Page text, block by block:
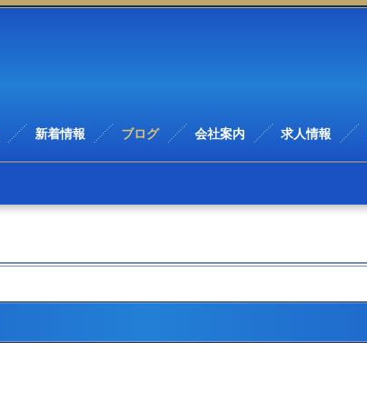
新着情報 ブログ 会社案内 求人情報